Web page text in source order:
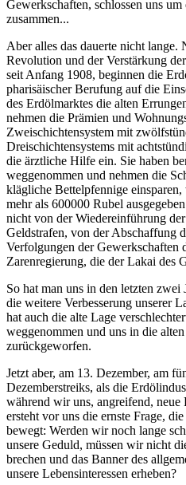
Gewerkschaften, schlossen uns
zusammen...
Aber alles das dauerte nicht lange.
Revolution und der Verstärkung
seit Anfang 1908, beginnen die
pharisäischer Berufung auf die
des Erdölmarktes die alten
nehmen die Prämien und
Zweischichtensystem mit
Dreischichtensystems mit
die ärztliche Hilfe ein. Sie haben
weggenommen und nehmen die
klägliche Bettelpfennige
mehr als 600000 Rubel
nicht von der Wiedereinführung
Geldstrafen, von der Abschaffung
Verfolgungen der Gewerkschaften
Zarenregierung, die der Lakai des
So hat man uns in den letzten
die weitere Verbesserung unserer
hat auch die alte Lage
weggenommen und uns in die
zurückgeworfen.
Jetzt aber, am 13. Dezember, am
Dezemberstreiks, als die
während wir uns, angreifend, neue
ersteht vor uns die ernste Frage,
bewegt: Werden wir noch lange
unsere Geduld, müssen wir nicht
brechen und das Banner des
unsere Lebensinteressen erheben?